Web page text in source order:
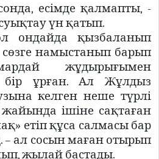
есімде қалмапты, -
үн қатып.
ондайда қызбаланып
сөзге намыстанып барып
жұдырығымен
бір ұрған. Ал Жұлдыз
келген неше түрлі
жайында ішіне сақтаған
етіп құса салмасы бар
– ал сосын маған отырып
жылай бастады.